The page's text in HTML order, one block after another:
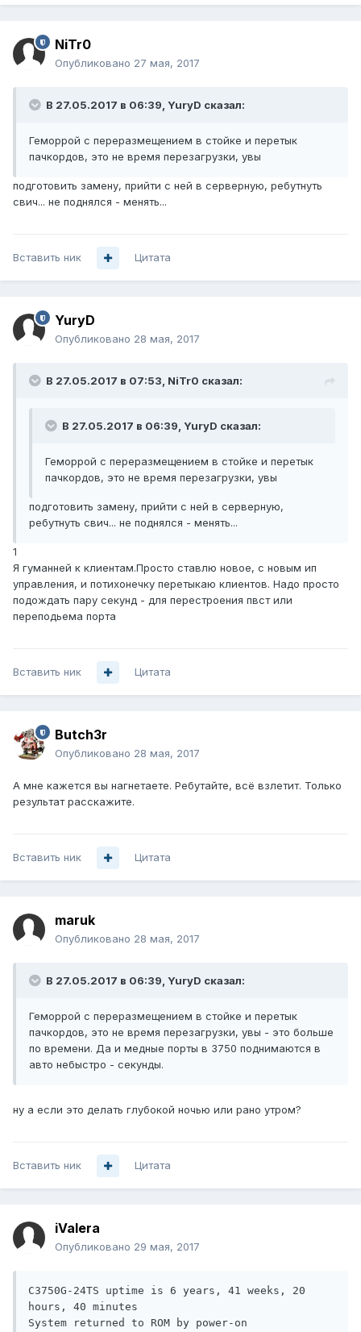
NiTr0
Опубликовано 27 мая, 2017
В 27.05.2017 в 06:39, YuryD сказал:
Геморрой с переразмещением в стойке и перетык
пачкордов, это не время перезагрузки, увы
подготовить замену, прийти с ней в серверную, ребутнуть
свич... не поднялся - менять...
Вставить ник Цитата
YuryD
Опубликовано 28 мая, 2017
В 27.05.2017 в 07:53, NiTr0 сказал:
В 27.05.2017 в 06:39, YuryD сказал:
Геморрой с переразмещением в стойке и перетык
пачкордов, это не время перезагрузки, увы
подготовить замену, прийти с ней в серверную,
ребутнуть свич... не поднялся - менять...
1
Я гуманней к клиентам.Просто ставлю новое, с новым ип
управления, и потихонечку перетыкаю клиентов. Надо просто
подождать пару секунд - для перестроения пвст или
переподьема порта
Вставить ник Цитата
Butch3r
Опубликовано 28 мая, 2017
А мне кажется вы нагнетаете. Ребутайте, всё взлетит. Только
результат расскажите.
Вставить ник Цитата
maruk
Опубликовано 28 мая, 2017
В 27.05.2017 в 06:39, YuryD сказал:
Геморрой с переразмещением в стойке и перетык
пачкордов, это не время перезагрузки, увы - это больше
по времени. Да и медные порты в 3750 поднимаются в
авто небыстро - секунды.
ну а если это делать глубокой ночью или рано утром?
Вставить ник Цитата
iValera
Опубликовано 29 мая, 2017
C3750G-24TS uptime is 6 years, 41 weeks, 20
hours, 40 minutes
System returned to ROM by power-on